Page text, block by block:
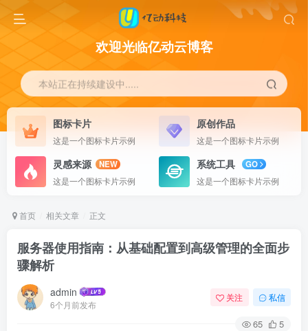
欢迎光临亿动云博客
本站正在持续建设中.....
图标卡片
这是一个图标卡片示例
原创作品
这是一个图标卡片示例
灵感来源
NEW
这是一个图标卡片示例
系统工具
GO
这是一个图标卡片示例
首页 相关文章 正文
服务器使用指南：从基础配置到高级管理的全面步
骤解析
admin
6个月前发布
关注 私信
65 5